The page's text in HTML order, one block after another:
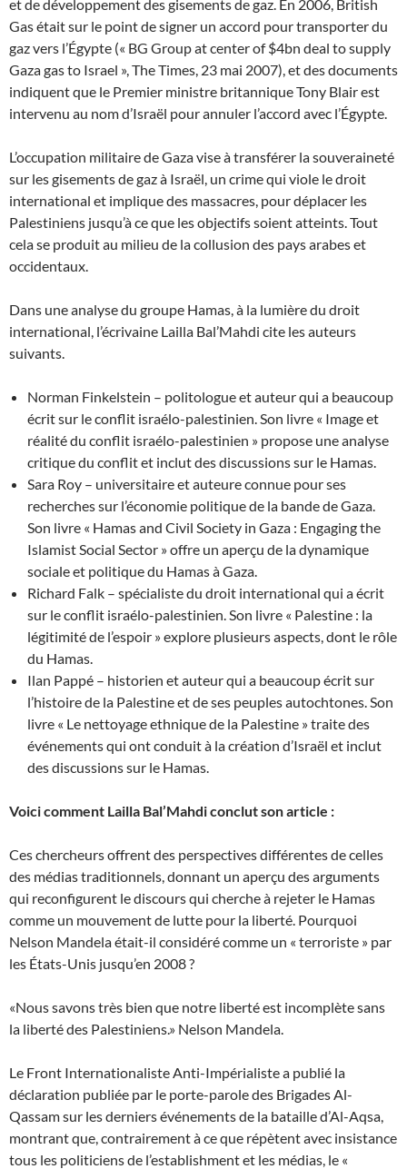
et de développement des gisements de gaz. En 2006, British
Gas était sur le point de signer un accord pour transporter du
gaz vers l’Égypte (« BG Group at center of $4bn deal to supply
Gaza gas to Israel », The Times, 23 mai 2007), et des documents
indiquent que le Premier ministre britannique Tony Blair est
intervenu au nom d’Israël pour annuler l’accord avec l’Égypte.
L’occupation militaire de Gaza vise à transférer la souveraineté
sur les gisements de gaz à Israël, un crime qui viole le droit
international et implique des massacres, pour déplacer les
Palestiniens jusqu’à ce que les objectifs soient atteints. Tout
cela se produit au milieu de la collusion des pays arabes et
occidentaux.
Dans une analyse du groupe Hamas, à la lumière du droit
international, l’écrivaine Lailla Bal’Mahdi cite les auteurs
suivants.
Norman Finkelstein – politologue et auteur qui a beaucoup
écrit sur le conflit israélo-palestinien. Son livre « Image et
réalité du conflit israélo-palestinien » propose une analyse
critique du conflit et inclut des discussions sur le Hamas.
Sara Roy – universitaire et auteure connue pour ses
recherches sur l’économie politique de la bande de Gaza.
Son livre « Hamas and Civil Society in Gaza : Engaging the
Islamist Social Sector » offre un aperçu de la dynamique
sociale et politique du Hamas à Gaza.
Richard Falk – spécialiste du droit international qui a écrit
sur le conflit israélo-palestinien. Son livre « Palestine : la
légitimité de l’espoir » explore plusieurs aspects, dont le rôle
du Hamas.
Ilan Pappé – historien et auteur qui a beaucoup écrit sur
l’histoire de la Palestine et de ses peuples autochtones. Son
livre « Le nettoyage ethnique de la Palestine » traite des
événements qui ont conduit à la création d’Israël et inclut
des discussions sur le Hamas.
Voici comment Lailla Bal’Mahdi conclut son article :
Ces chercheurs offrent des perspectives différentes de celles
des médias traditionnels, donnant un aperçu des arguments
qui reconfigurent le discours qui cherche à rejeter le Hamas
comme un mouvement de lutte pour la liberté. Pourquoi
Nelson Mandela était-il considéré comme un « terroriste » par
les États-Unis jusqu’en 2008 ?
«Nous savons très bien que notre liberté est incomplète sans
la liberté des Palestiniens.» Nelson Mandela.
Le Front Internationaliste Anti-Impérialiste a publié la
déclaration publiée par le porte-parole des Brigades Al-
Qassam sur les derniers événements de la bataille d’Al-Aqsa,
montrant que, contrairement à ce que répètent avec insistance
tous les politiciens de l’establishment et les médias, le «